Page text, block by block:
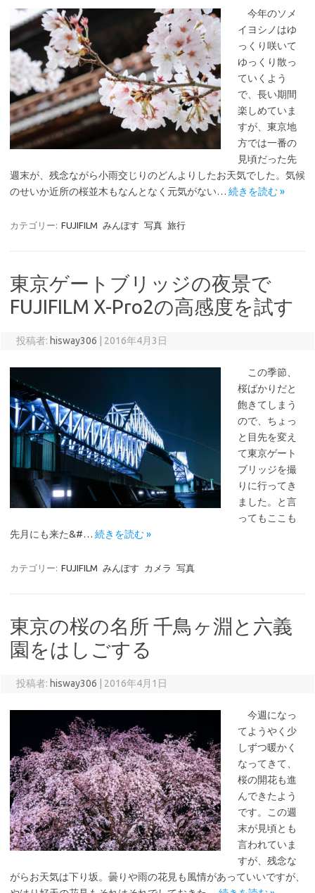
今年のソメ
イヨシノはゆ
っくり咲いて
ゆっくり散っ
ていくよう
で、長い期間
楽しめていま
すが、東京地
方では一番の
見頃だった先
週末が、残念ながら小雨交じりのどんよりしたお天気でした。気候
のせいか近所の桜並木もなんとなく元気がない… 続きを読む »
カテゴリー: FUJIFILM みんぽす 写真 旅行
東京ゲートブリッジの夜景で
FUJIFILM X-Pro2の高感度を試す
投稿者: hisway306 2016年4月3日
この季節、
桜ばかりだと
飽きてしまう
ので、ちょっ
と目先を変え
て東京ゲート
ブリッジを撮
りに行ってき
ました。と言
ってもここも
先月にも来た&#… 続きを読む »
カテゴリー: FUJIFILM みんぽす カメラ 写真
東京の桜の名所 千鳥ヶ淵と六義
園をはしごする
投稿者: hisway306 2016年4月1日
今週になっ
てようやく少
しずつ暖かく
なってきて、
桜の開花も進
んできたよう
です。この週
末が見頃とも
言われていま
すが、残念な
がらお天気は下り坂。曇りや雨の花見も風情があっていいですが、